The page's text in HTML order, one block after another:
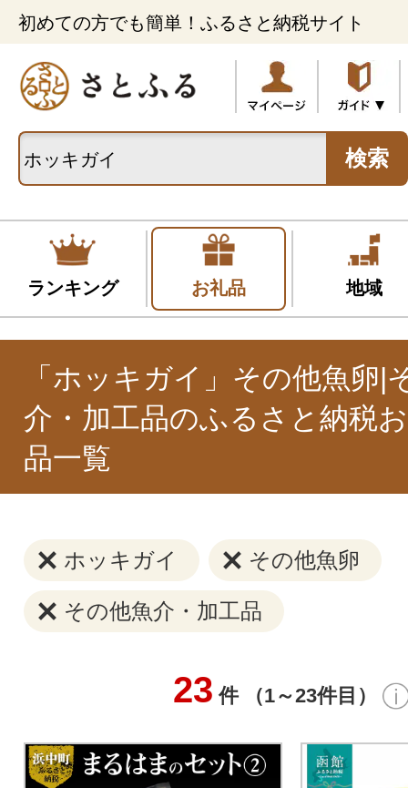
初めての方でも簡単！ふるさと納税サイト
検索
ランキング お礼品 地域
「ホッキガイ」その他魚卵|
介・加工品のふるさと納税
品一覧
ホッキガイ その他魚卵
その他魚介・加工品
23 件 （1～23件目）